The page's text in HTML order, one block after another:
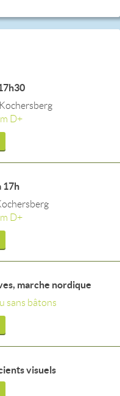
D+
17h
D+
marche nordique
sans bâtons
visuels